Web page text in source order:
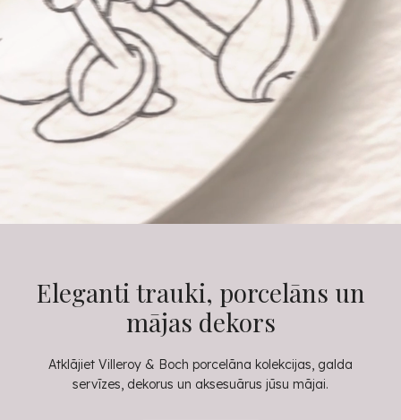
Eleganti trauki, porcelāns un
mājas dekors
Atklājiet Villeroy & Boch porcelāna kolekcijas, galda
servīzes, dekorus un aksesuārus jūsu mājai.